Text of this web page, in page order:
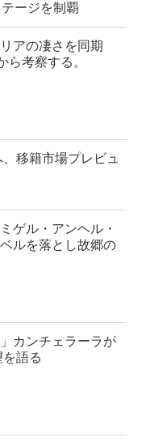
ージを制覇
アの凄さを同期
ら考察する。
移籍市場プレビュ
ゲル・アンヘル・
ルを落とし故郷の
カンチェラーラが
語る